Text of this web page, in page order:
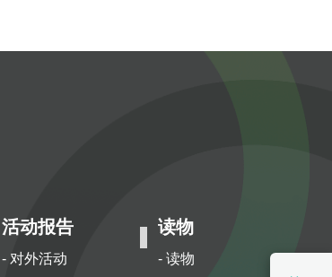
活动报告
- 对外活动
读物
- 读物